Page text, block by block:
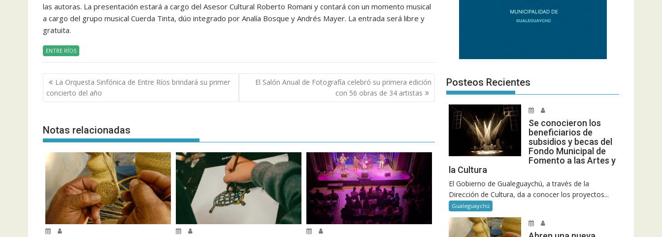
las autoras. La presentación estará a cargo del Asesor Cultural Roberto Romani y contará con un momento musical
a cargo del grupo musical Cuerda Tinta, dúo integrado por Analía Bosque y Andrés Mayer. La entrada será libre y
gratuita.
ENTRE RÍOS
Navegación
de
entradas
La Orquesta Sinfónica de Entre Ríos brindará su primer
concierto del año
El Salón Anual de Fotografía celebró su primera edición
con 56 obras de 34 artistas
Notas relacionadas
Posteos Recientes
Se conocieron los
beneficiarios de
subsidios y becas del
Fondo Municipal de
Fomento a las Artes y
la Cultura
El Gobierno de Gualeguaychú, a través de la
Dirección de Cultura, da a conocer los proyectos...
Gualeguaychú